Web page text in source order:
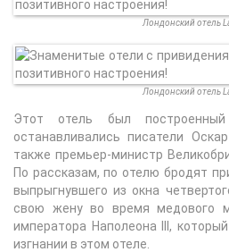
Лондонский отель
Лондонский отель
Этот отель был
останавливались писатели
также премьер-министр
По рассказам, по отелю бродят
выпрыгнувшего из окна
свою жену во время медового
императора Наполеона III,
изгнании в этом отеле.